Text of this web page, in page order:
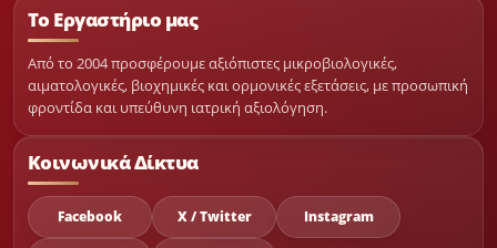
Το Εργαστήριο μας
Από το 2004 προσφέρουμε αξιόπιστες μικροβιολογικές,
αιματολογικές, βιοχημικές και ορμονικές εξετάσεις, με προσωπική
φροντίδα και υπεύθυνη ιατρική αξιολόγηση.
Κοινωνικά Δίκτυα
Facebook X / Twitter Instagram